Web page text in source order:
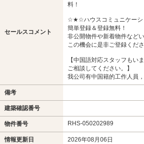
セールスコメント
料！
☆★☆ハウスコミュニケー
簡単登録＆登録無料！
非公開物件や新着物件など
この機会に是非ご登録くだ
【中国語対応スタッフもい
ご相談してください。】
我公司有中国籍的工作人員
備考
建築確認番号
物件番号 RHS-050202989
情報更新日 2026年08月06日